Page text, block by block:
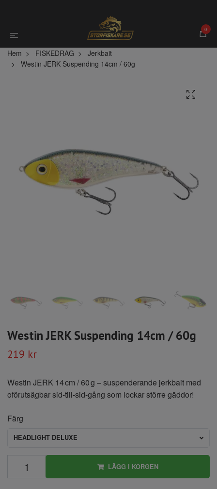
0
Hem FISKEDRAG
Jerkbait
Westin JERK Suspending 14cm / 60g
Westin JERK Suspending 14cm / 60g
219 kr
Westin JERK 14 cm / 60 g – suspenderande jerkbait med
oförutsägbar sid-till-sid-gång som lockar större gäddor!
Färg
HEADLIGHT DELUXE
LÄGG I KORGEN